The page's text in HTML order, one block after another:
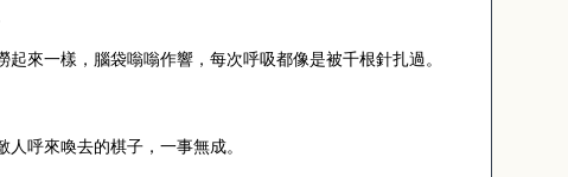
來一樣，腦袋嗡嗡作響，每次呼吸都像是被千根針扎過。
呼來喚去的棋子，一事無成。